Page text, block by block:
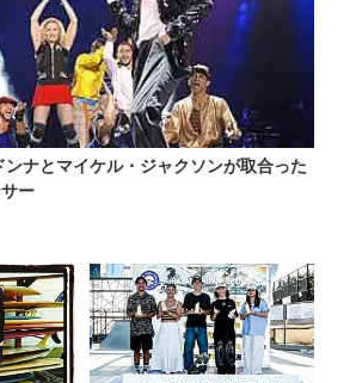
ンナとマイケル・ジャクソンが取合った
ー